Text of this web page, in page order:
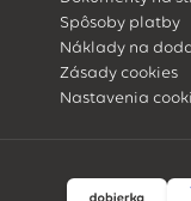
Spôsoby platby
Náklady na
Zásady cookies
Nastavenia